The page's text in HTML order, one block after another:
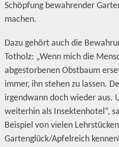
Schöpfung bewahrender
machen.
Dazu gehört auch die
Totholz: „Wenn mich die
abgestorbenen Obstbaum
immer, ihn stehen zu lassen.
irgendwann doch wieder aus.
weiterhin als Insektenhotel“,
Beispiel von vielen
Gartenglück/Apfelreich